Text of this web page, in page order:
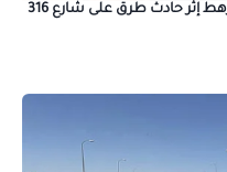
حادث طرق على شارع 316